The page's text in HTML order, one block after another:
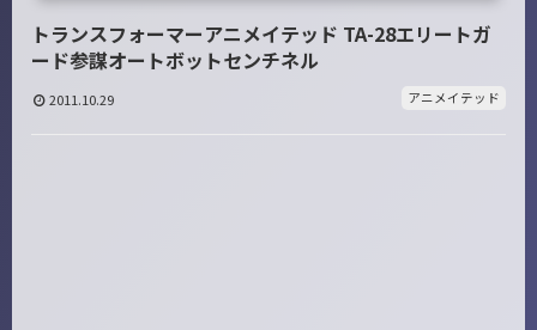
トランスフォーマーアニメイテッド TA-28エリートガ
ード参謀オートボットセンチネル
2011.10.29 アニメイテッド